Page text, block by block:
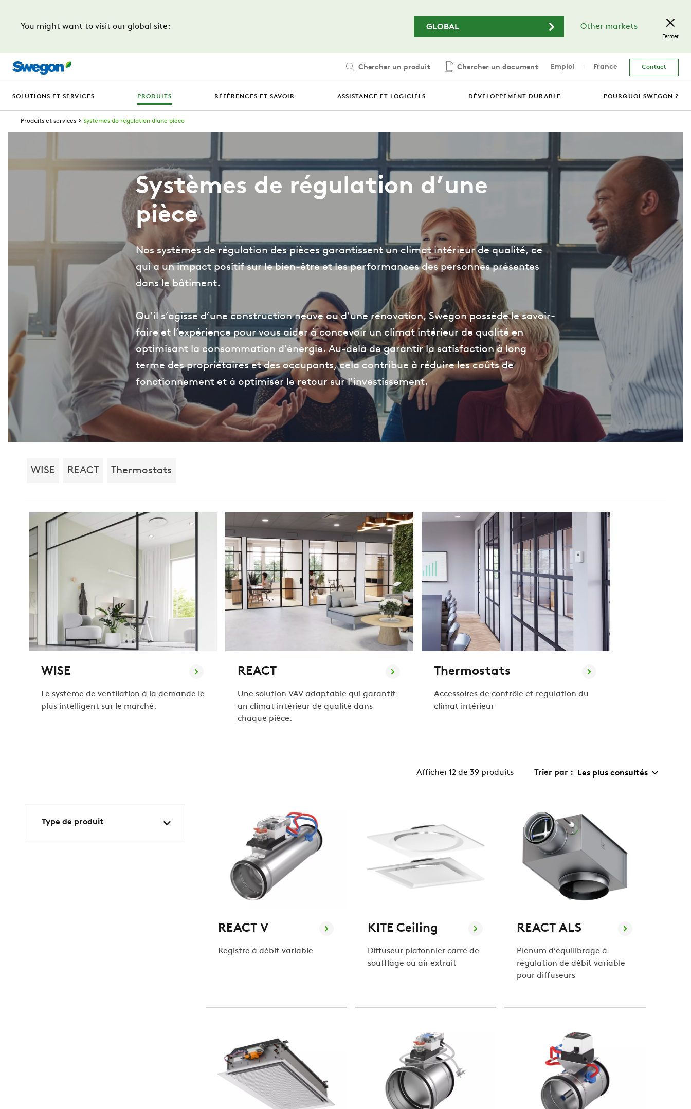
You might want to visit our global site:
GLOBAL Other markets
Fermer
Chercher un produit Chercher un document Emploi France Contact
SOLUTIONS ET SERVICES PRODUITS RÉFÉRENCES ET SAVOIR ASSISTANCE ET LOGICIELS DÉVELOPPEMENT DURABLE POURQUOI SWEGON ?
Produits et services Systèmes de régulation d’une pièce
Systèmes de régulation d’une
pièce
Nos systèmes de régulation des pièces garantissent un climat intérieur de qualité, ce
qui a un impact positif sur le bien-être et les performances des personnes présentes
dans le bâtiment.
Qu’il s’agisse d’une construction neuve ou d’une rénovation, Swegon possède le savoir-
faire et l’expérience pour vous aider à concevoir un climat intérieur de qualité en
optimisant la consommation d’énergie. Au-delà de garantir la satisfaction à long
terme des propriétaires et des occupants, cela contribue à réduire les coûts de
fonctionnement et à optimiser le retour sur l’investissement.
WISE REACT Thermostats
WISE
Le système de ventilation à la demande le
plus intelligent sur le marché.
REACT
Une solution VAV adaptable qui garantit
un climat intérieur de qualité dans
chaque pièce.
Thermostats
Accessoires de contrôle et régulation du
climat intérieur
Afficher 12 de 39 produits Trier par :
Type de produit
REACT V
Registre à débit variable
KITE Ceiling
Diffuseur plafonnier carré de
soufflage ou air extrait
REACT ALS
Plénum d’équilibrage à
régulation de débit variable
pour diffuseurs